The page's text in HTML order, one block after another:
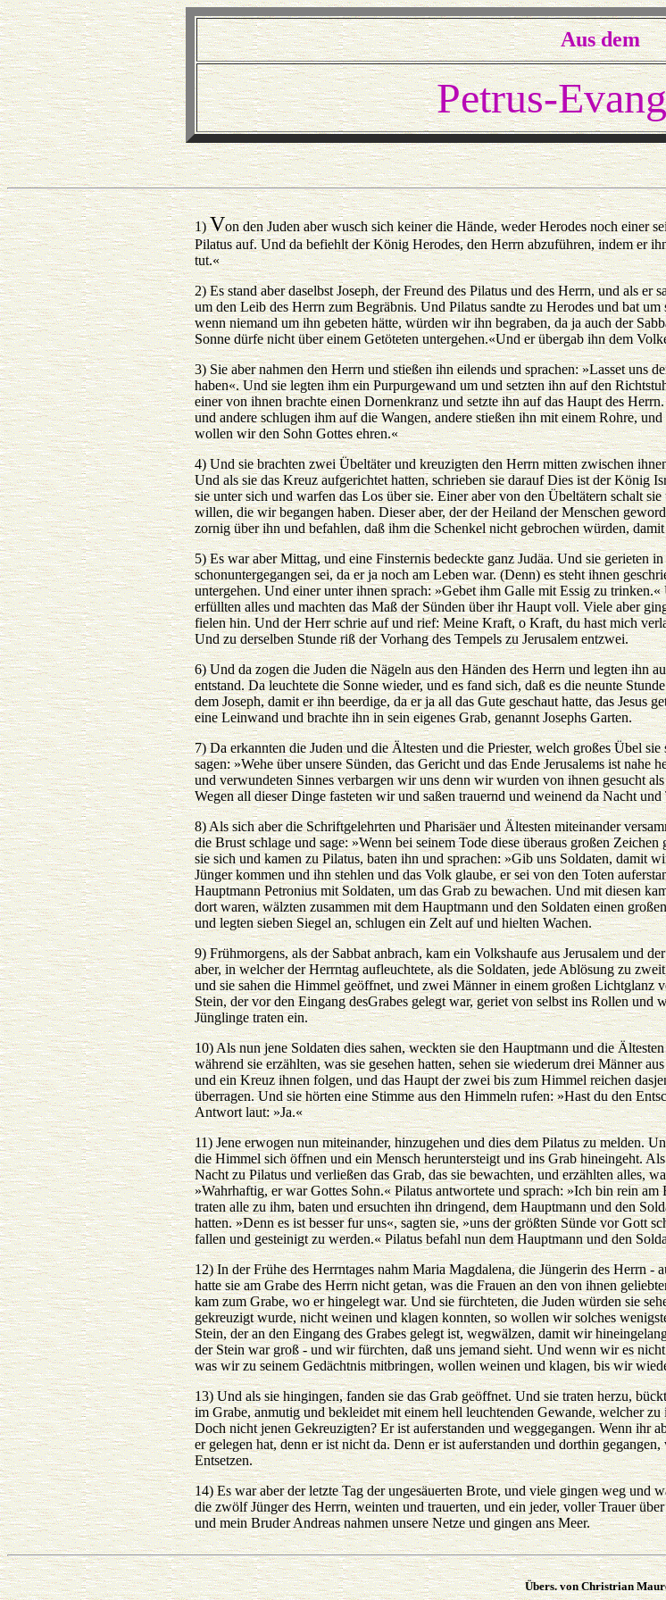
Aus dem
Petrus-
1)Von den Juden aber wusch sich keiner die Hände, weder Herodes noch einer
Pilatus auf. Und da befiehlt der König Herodes, den Herrn abzuführen, indem er
tut.«
2) Es stand aber daselbst Joseph, der Freund des Pilatus und des Herrn, und als
um den Leib des Herrn zum Begräbnis. Und Pilatus sandte zu Herodes und bat
wenn niemand um ihn gebeten hätte, würden wir ihn begraben, da ja auch der
Sonne dürfe nicht über einem Getöteten untergehen.«Und er übergab ihn dem
3) Sie aber nahmen den Herrn und stießen ihn eilends und sprachen: »Lasset uns
haben«. Und sie legten ihm ein Purpurgewand um und setzten ihn auf den
einer von ihnen brachte einen Dornenkranz und setzte ihn auf das Haupt des
und andere schlugen ihm auf die Wangen, andere stießen ihn mit einem Rohre,
wollen wir den Sohn Gottes ehren.«
4) Und sie brachten zwei Übeltäter und kreuzigten den Herrn mitten zwischen
Und als sie das Kreuz aufgerichtet hatten, schrieben sie darauf Dies ist der König
sie unter sich und warfen das Los über sie. Einer aber von den Übeltätern schalt
willen, die wir begangen haben. Dieser aber, der der Heiland der Menschen
zornig über ihn und befahlen, daß ihm die Schenkel nicht gebrochen würden,
5) Es war aber Mittag, und eine Finsternis bedeckte ganz Judäa. Und sie gerieten
schonuntergegangen sei, da er ja noch am Leben war. (Denn) es steht ihnen
untergehen. Und einer unter ihnen sprach: »Gebet ihm Galle mit Essig zu
erfüllten alles und machten das Maß der Sünden über ihr Haupt voll. Viele aber
fielen hin. Und der Herr schrie auf und rief: Meine Kraft, o Kraft, du hast mich
Und zu derselben Stunde riß der Vorhang des Tempels zu Jerusalem entzwei.
6) Und da zogen die Juden die Nägeln aus den Händen des Herrn und legten ihn
entstand. Da leuchtete die Sonne wieder, und es fand sich, daß es die neunte
dem Joseph, damit er ihn beerdige, da er ja all das Gute geschaut hatte, das Jesus
eine Leinwand und brachte ihn in sein eigenes Grab, genannt Josephs Garten.
7) Da erkannten die Juden und die Ältesten und die Priester, welch großes Übel
sagen: »Wehe über unsere Sünden, das Gericht und das Ende Jerusalems ist nahe
und verwundeten Sinnes verbargen wir uns denn wir wurden von ihnen gesucht
Wegen all dieser Dinge fasteten wir und saßen trauernd und weinend da Nacht und
8) Als sich aber die Schriftgelehrten und Pharisäer und Ältesten miteinander
die Brust schlage und sage: »Wenn bei seinem Tode diese überaus großen
sie sich und kamen zu Pilatus, baten ihn und sprachen: »Gib uns Soldaten, damit
Jünger kommen und ihn stehlen und das Volk glaube, er sei von den Toten
Hauptmann Petronius mit Soldaten, um das Grab zu bewachen. Und mit diesen
dort waren, wälzten zusammen mit dem Hauptmann und den Soldaten einen
und legten sieben Siegel an, schlugen ein Zelt auf und hielten Wachen.
9) Frühmorgens, als der Sabbat anbrach, kam ein Volkshaufe aus Jerusalem und
aber, in welcher der Herrntag aufleuchtete, als die Soldaten, jede Ablösung zu
und sie sahen die Himmel geöffnet, und zwei Männer in einem großen Lichtglanz
Stein, der vor den Eingang desGrabes gelegt war, geriet von selbst ins Rollen und
Jünglinge traten ein.
10) Als nun jene Soldaten dies sahen, weckten sie den Hauptmann und die
während sie erzählten, was sie gesehen hatten, sehen sie wiederum drei Männer
und ein Kreuz ihnen folgen, und das Haupt der zwei bis zum Himmel reichen
überragen. Und sie hörten eine Stimme aus den Himmeln rufen: »Hast du den
Antwort laut: »Ja.«
11) Jene erwogen nun miteinander, hinzugehen und dies dem Pilatus zu melden.
die Himmel sich öffnen und ein Mensch heruntersteigt und ins Grab hineingeht.
Nacht zu Pilatus und verließen das Grab, das sie bewachten, und erzählten alles,
»Wahrhaftig, er war Gottes Sohn.« Pilatus antwortete und sprach: »Ich bin rein am
traten alle zu ihm, baten und ersuchten ihn dringend, dem Hauptmann und den
hatten. »Denn es ist besser fur uns«, sagten sie, »uns der größten Sünde vor Gott
fallen und gesteinigt zu werden.« Pilatus befahl nun dem Hauptmann und den
12) In der Frühe des Herrntages nahm Maria Magdalena, die Jüngerin des Herrn -
hatte sie am Grabe des Herrn nicht getan, was die Frauen an den von ihnen
kam zum Grabe, wo er hingelegt war. Und sie fürchteten, die Juden würden sie
gekreuzigt wurde, nicht weinen und klagen konnten, so wollen wir solches
Stein, der an den Eingang des Grabes gelegt ist, wegwälzen, damit wir
der Stein war groß - und wir fürchten, daß uns jemand sieht. Und wenn wir es
was wir zu seinem Gedächtnis mitbringen, wollen weinen und klagen, bis wir
13) Und als sie hingingen, fanden sie das Grab geöffnet. Und sie traten herzu,
im Grabe, anmutig und bekleidet mit einem hell leuchtenden Gewande, welcher
Doch nicht jenen Gekreuzigten? Er ist auferstanden und weggegangen. Wenn ihr
er gelegen hat, denn er ist nicht da. Denn er ist auferstanden und dorthin
Entsetzen.
14) Es war aber der letzte Tag der ungesäuerten Brote, und viele gingen weg und
die zwölf Jünger des Herrn, weinten und trauerten, und ein jeder, voller Trauer
und mein Bruder Andreas nahmen unsere Netze und gingen ans Meer.
Übers. von Christrian